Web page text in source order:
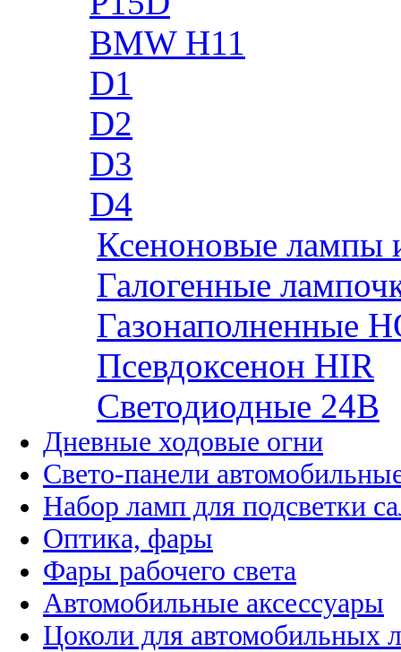
BMW H11
D1
D2
D3
D4
Ксеноновые лампы
Галогенные
Газонаполненные
Псевдоксенон HIR
Cветодиодные 24B
Дневные ходовые огни
Свето-панели
Набор ламп для подсветки
Оптика, фары
Фары рабочего света
Автомобильные аксессуары
Цоколи для автомобильных